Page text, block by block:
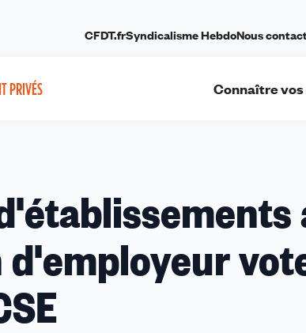
PRIVÉS
CFDT.frSyndicalisme HebdoNous
Connaître
d'employeur